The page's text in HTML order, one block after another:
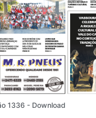
1336 - Download